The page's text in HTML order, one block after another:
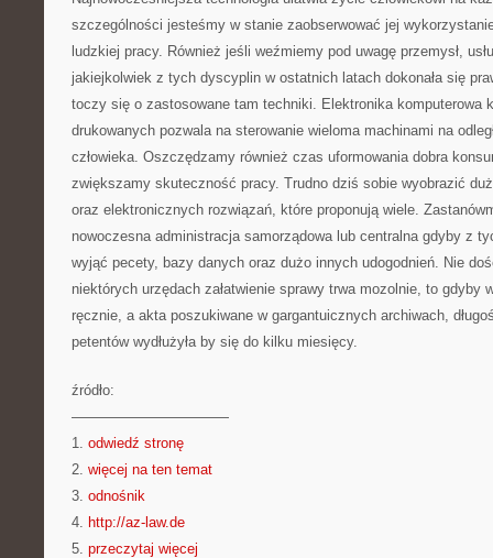
szczególności jesteśmy w stanie zaobserwować jej
ludzkiej pracy. Również jeśli weźmiemy pod uwagę przemysł,
jakiejkolwiek z tych dyscyplin w ostatnich latach dokonała się
toczy się o zastosowane tam techniki. Elektronika komputerowa
drukowanych pozwala na sterowanie wieloma machinami na
człowieka. Oszczędzamy również czas uformowania dobra
zwiększamy skuteczność pracy. Trudno dziś sobie wyobrazić
oraz elektronicznych rozwiązań, które proponują wiele.
nowoczesna administracja samorządowa lub centralna gdyby z
wyjąć pecety, bazy danych oraz dużo innych udogodnień. Nie
niektórych urzędach załatwienie sprawy trwa mozolnie, to gdyby
ręcznie, a akta poszukiwane w gargantuicznych archiwach,
petentów wydłużyła by się do kilku miesięcy.
źródło:
———————————
1. odwiedź stronę
2. więcej na ten temat
3. odnośnik
4. http://az-law.de
5. przeczytaj więcej